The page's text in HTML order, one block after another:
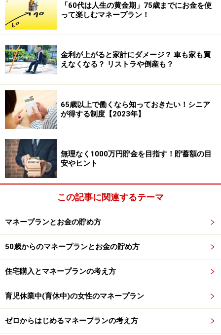
分けてしまうのです。
給与振込口座を貯蓄用にも使いたい場合は、貯蓄する分
は普通預金のままにせず、「積立」にしましょう。「こ
れは貯めていくお金だから、使ってはダメ」と、はっき
り認識できる形にしておくことが大切です。
貯蓄する金額の目安は、給与振込口座に振り込まれた金
額（つまり手取り）の1割。できれば2割。実家暮らしの
人は3割も可能では？ 一人暮らししたらかかるであろ
う家賃や光熱費分を貯金してしまうという考え方もあり
ますね。収入が少ないという人も、1万円でも2万円でも
少しずつ貯金することをお勧めします。貯金は習慣にし
てしまえば、それほど大変ではないものです。
ステップ3 お金の使い方を考える
ステップ1で家賃などを取り分け、ステップ2で貯めるお
ということになります。使えるお金は、貯蓄用のお金と
は必ず分けてください。いつでも引き出せるよう、コン
います。
「60代は人生の黄金期」75歳までにお金を使
って楽しむマネープラン！
金利が上がると家計にダメージ？ 車も家も買
えなくなる？ リストラや倒産も？
65歳以上で働くなら知っておきたい！シニア
が得する制度【2023年】
無理なく1000万円貯金を目指す！貯蓄額の目
安やヒント
この記事に関連するテーマ
マネープランとお金の貯め方
50歳からのマネープランとお金の貯め方
住宅購入とマネープランの考え方
育児休業中(育休中)の女性のマネープラン
ゼロからはじめるマネープランの考え方